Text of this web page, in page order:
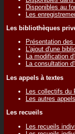
Disponibles au
Les
Les bibliothèques
Présentation
L'ajout d'une
La modification
La consultation
Les appels à textes
Les collectifs du
Les autres
Les recueils
Les recueils